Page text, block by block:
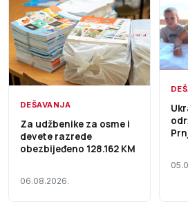
DEŠAVANJA
Za udžbenike za osme i
devete razrede
obezbijeđeno 128.162 KM
06.08.2026.